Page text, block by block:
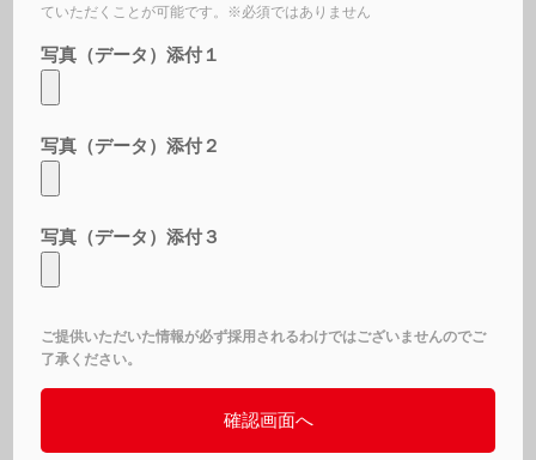
ていただくことが可能です。※必須ではありません
写真（データ）添付１
写真（データ）添付２
写真（データ）添付３
ご提供いただいた情報が必ず採用されるわけではございませんのでご
了承ください。